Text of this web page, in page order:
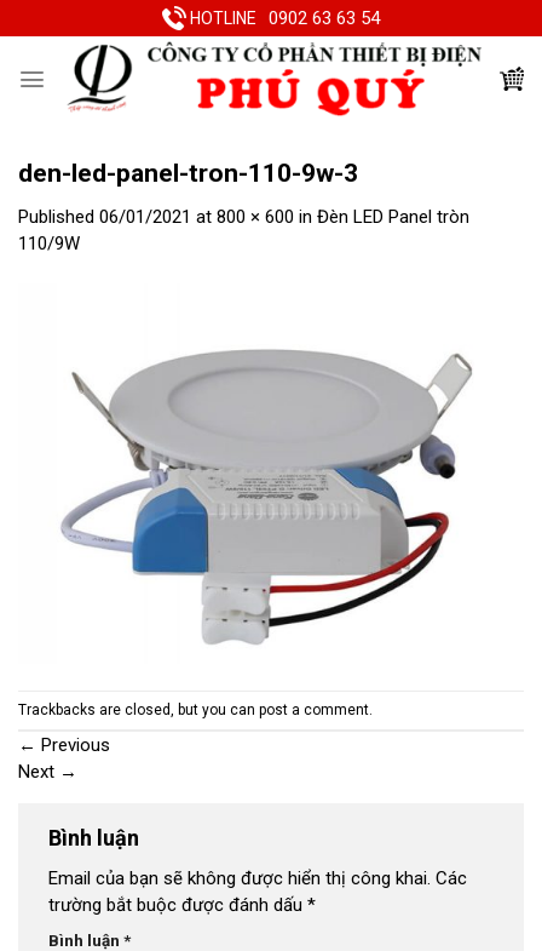
to
HOTLINE 0902 63 63 54
den-led-panel-tron-110-9w-3
Published 06/01/2021 at 800 × 600 in Đèn LED Panel tròn
110/9W
Trackbacks are closed, but you can post a comment.
← Previous
Next →
Bình luận
Email của bạn sẽ không được hiển thị công khai. Các
trường bắt buộc được đánh dấu *
Bình luận *